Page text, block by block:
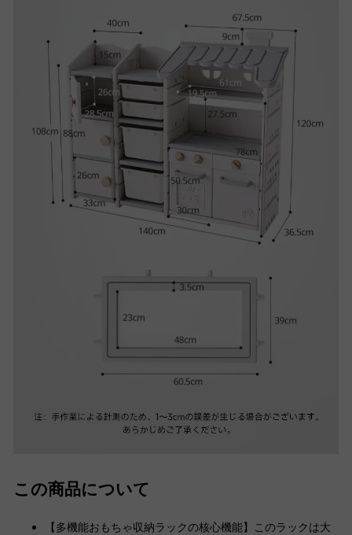
この商品について
【多機能おもちゃ収納ラックの核心機能】このラックは大